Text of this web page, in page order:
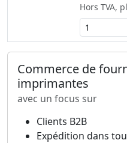
Hors TVA,
Commerce de
imprimantes
avec un focus sur
Clients B2B
Expédition dans